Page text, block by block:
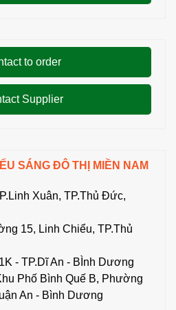
to order
Supplier
SÁNG ĐÔ THỊ MIỀN NAM
Xuân, TP.Thủ Đức,
15, Linh Chiểu, TP.Thủ
- TP.Dĩ An - BÌnh Dương
Phố Bình Quế B, Phường
An - Bình Dương